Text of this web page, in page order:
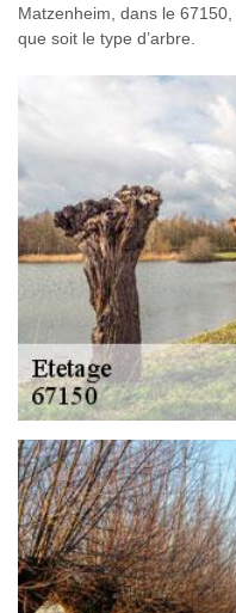
Matzenheim, dans le
que soit le type d’arbre.